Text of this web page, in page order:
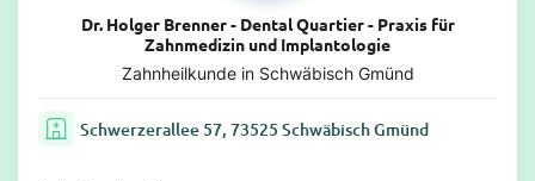
Dr. Holger Brenner - Dental Quartier - Praxis für
Zahnmedizin und Implantologie
Zahnheilkunde in Schwäbisch Gmünd
Schwerzerallee 57, 73525 Schwäbisch Gmünd